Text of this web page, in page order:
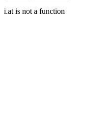
i.at is not a function